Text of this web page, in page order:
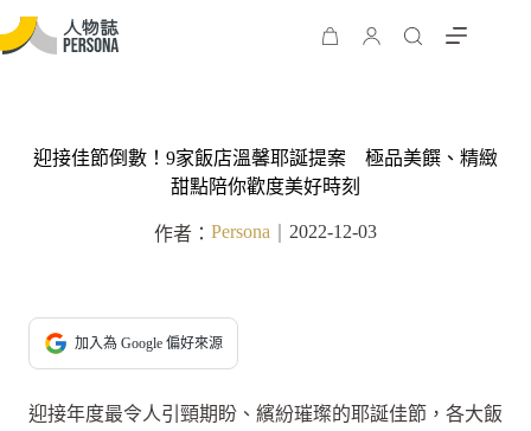
迎接佳節倒數！9家飯店溫馨耶誕提案 極品美饌、精緻
甜點陪你歡度美好時刻
作者： Persona 2022-12-03
加入為 Google 偏好來源
迎接年度最令人引頸期盼、繽紛璀璨的耶誕佳節，各大飯